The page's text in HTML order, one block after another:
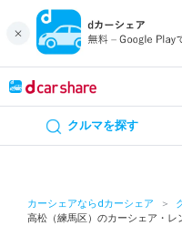
クルマを探す
カーシェアならdカーシェア
高松（練馬区）のカーシェア・レ
カーシ